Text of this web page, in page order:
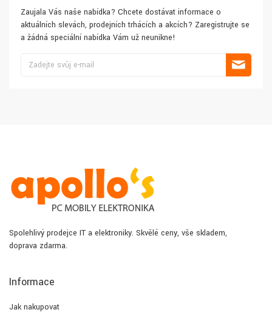
Zaujala Vás naše nabídka? Chcete dostávat informace o
aktuálních slevách, prodejních trhácích a akcích? Zaregistrujte se
a žádná speciální nabídka Vám už neunikne!
Spolehlivý prodejce IT a elektroniky. Skvělé ceny, vše skladem,
doprava zdarma.
Informace
Jak nakupovat